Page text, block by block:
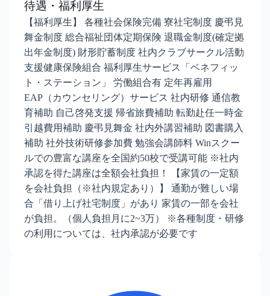
待遇・福利厚生
【福利厚生】 各種社会保険完備 寮社宅制度 慶弔見
舞金制度 総合福祉団体定期保険 退職金制度(確定拠
出年金制度) 財形貯蓄制度 社内クラブサークル活動
支援健康保険組合 福利厚生サービス「ベネフィッ
ト・ステーション」 労働組合有 定年再雇用
EAP（カウンセリング）サービス 社内研修 通信教
育補助 自己啓発支援 帰省旅費補助 転勤赴任一時金
引越費用補助 慶弔見舞金 社内外講習補助 図書購入
補助 社外技術研修参加費 勉強会講師料 Winスクー
ルでの豊富な講座を全国約50校で受講可能 ※社内
承認を得た講座は全額会社負担！ 【家賃の一定額
を会社負担（※社内規定あり）】 通勤が難しい場
合「借り上げ社宅制度」があり 家賃の一部を会社
が負担。（個人負担月に2~3万） ※各種制度・研修
の利用については、社内承認が必要です